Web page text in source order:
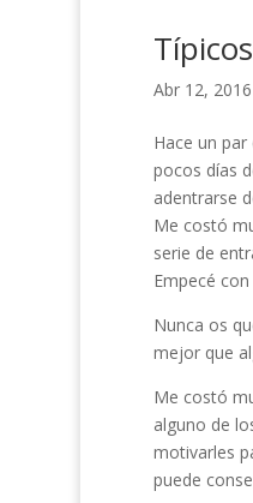
Abr 12, 2016
Hace un
pocos días
adentrarse
Me costó
serie de
Empecé
Nunca os
mejor que
Me costó
alguno de
motivarles
puede